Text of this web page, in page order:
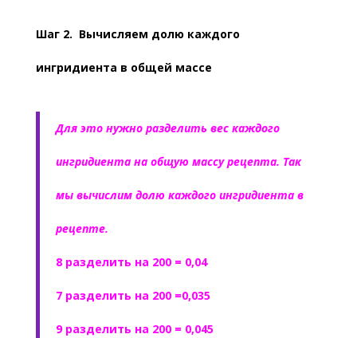
Шаг 2. Вычисляем долю каждого
ингридиента в общей массе
Для это нужно разделить вес каждого
ингридиента на общую массу рецепта. Так
мы вычислим долю каждого ингридиента в
рецепте.
8 разделить на 200 = 0,04
7 разделить на 200 =0,035
9 разделить на 200 = 0,045